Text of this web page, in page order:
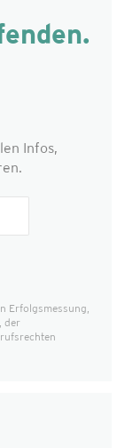
Infos,
Erfolgs­messung,
der